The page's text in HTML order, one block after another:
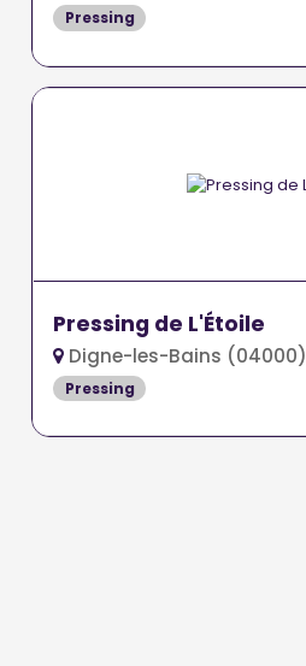
Pressing
Pressing de L'Étoile
Digne-les-Bains (04000)
Pressing